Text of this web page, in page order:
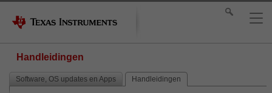
Handleidingen
Software, OS updates en Apps Handleidingen